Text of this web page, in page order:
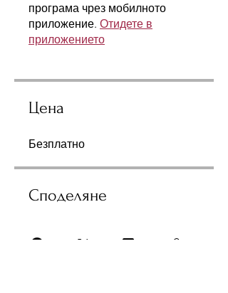
програма чрез мобилното
приложение. Отидете в
приложението
Цена
Безплатно
Споделяне